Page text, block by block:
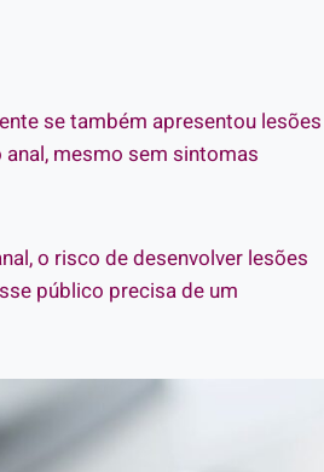
se também apresentou lesões
mesmo sem sintomas
o risco de desenvolver lesões
público precisa de um